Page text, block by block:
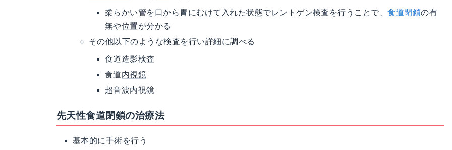
柔らかい管を口から胃にむけて入れた状態でレントゲン検査を行うことで、食道閉鎖の有
無や位置が分かる
その他以下のような検査を行い詳細に調べる
食道造影検査
食道内視鏡
超音波内視鏡
先天性食道閉鎖の治療法
基本的に手術を行う